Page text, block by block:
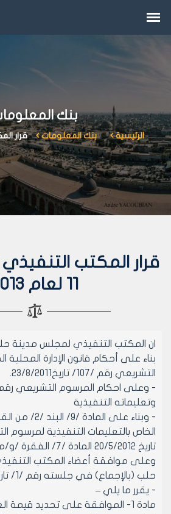
بنك
الرئيسية بنك المعلومات قرار
قرار المكتب
11 لعام 2013
ان المكتب التنفيذي لمجلس مدينة
بناء على أحكام قانون الإدارة المحلية
التشريعي رقم /107/ تاريخ23/8/2011.
وتعليماته التنفيذية
تاريخ 20/5/2012 المادة /7/ الفقرة /و/منه.
وعلى موافقة أعضاء المكتب
حلب (بالإجماع) في جلسته رقم /1/ تاريخ 4/3/2013.
- يقرر ما يلي –
مادة 1- الموافقة على تحديد قيمة